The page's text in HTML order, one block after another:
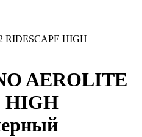
RIDESCAPE HIGH
AEROLITE
HIGH